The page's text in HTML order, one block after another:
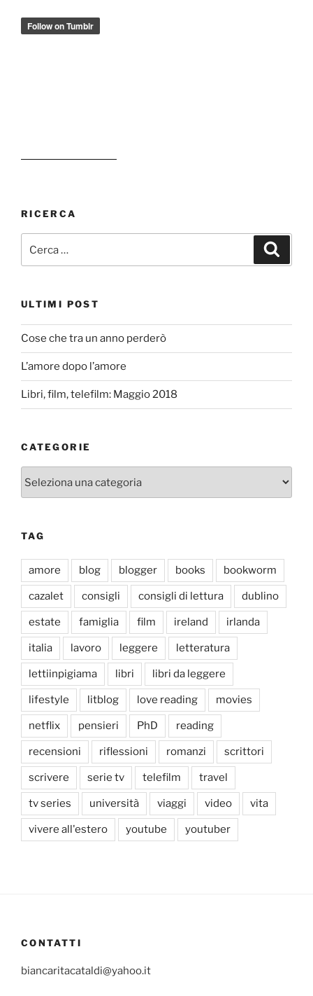
RICERCA
ULTIMI POST
Cose che tra un anno perderò
L’amore dopo l’amore
Libri, film, telefilm: Maggio 2018
CATEGORIE
TAG
amore blog blogger books bookworm
cazalet consigli consigli di lettura dublino
estate famiglia film ireland irlanda
italia lavoro leggere letteratura
lettiinpigiama libri libri da leggere
lifestyle litblog love reading movies
netflix pensieri PhD reading
recensioni riflessioni romanzi scrittori
scrivere serie tv telefilm travel
tv series università viaggi video vita
vivere all'estero youtube youtuber
CONTATTI
biancaritacataldi@yahoo.it